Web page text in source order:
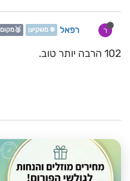
ר רפאל ❄️ משקיען 🥈מקום 2 - תחרות📷❄️
102 הרבה יותר טוב.